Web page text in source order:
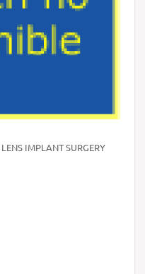
IMPLANT SURGERY